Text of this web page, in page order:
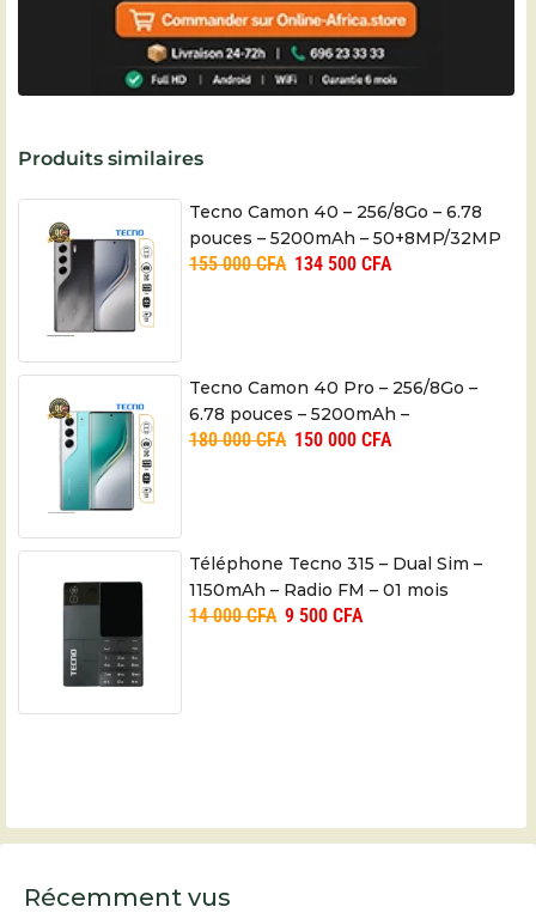
Produits similaires
Tecno Camon 40 – 256/8Go – 6.78
pouces – 5200mAh – 50+8MP/32MP
– 06 mois
155 000CFA 134 500 CFA
Tecno Camon 40 Pro – 256/8Go –
6.78 pouces – 5200mAh –
50+8MP/50MP – 06 mois
180 000CFA 150 000 CFA
Téléphone Tecno 315 – Dual Sim –
1150mAh – Radio FM – 01 mois
14 000CFA 9 500 CFA
Récemment vus